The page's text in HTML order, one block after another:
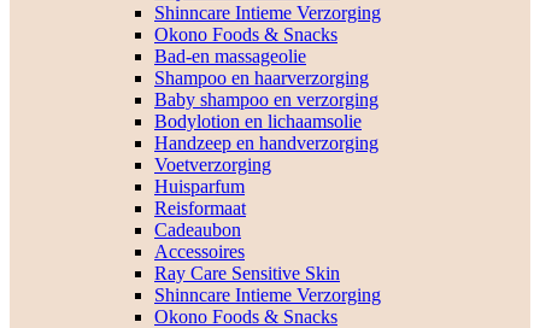
Shinncare Intieme Verzorging
Okono Foods & Snacks
Bad-en massageolie
Shampoo en haarverzorging
Baby shampoo en verzorging
Bodylotion en lichaamsolie
Handzeep en handverzorging
Voetverzorging
Huisparfum
Reisformaat
Cadeaubon
Accessoires
Ray Care Sensitive Skin
Shinncare Intieme Verzorging
Okono Foods & Snacks